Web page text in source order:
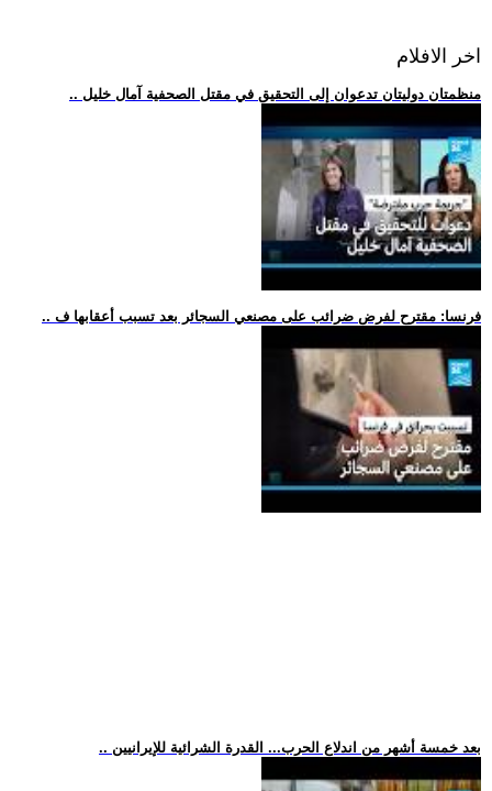
اخر الافلام
.. منظمتان دوليتان تدعوان إلى التحقيق في مقتل الصحفية آمال خليل
.. فرنسا: مقترح لفرض ضرائب على مصنعي السجائر بعد تسبب أعقابها ف
.. بعد خمسة أشهر من اندلاع الحرب... القدرة الشرائية للإيرانيين